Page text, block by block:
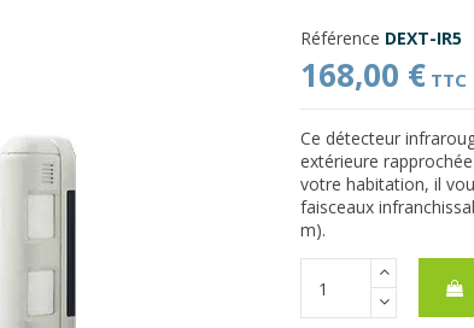
Référence DEXT-IR5
168,00 € TTC
Ce détecteur
extérieure
votre habitation, il
faisceaux
m).